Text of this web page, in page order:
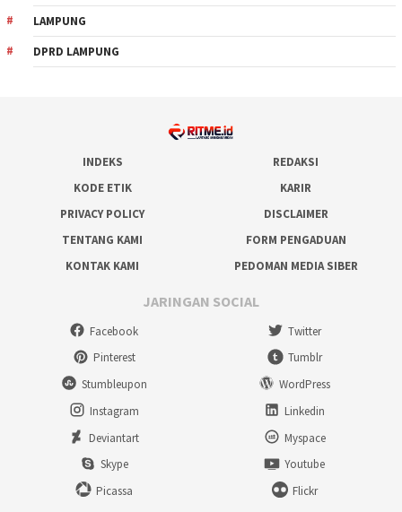
LAMPUNG
DPRD LAMPUNG
INDEKS
REDAKSI
KODE ETIK
KARIR
PRIVACY POLICY
DISCLAIMER
TENTANG KAMI
FORM PENGADUAN
KONTAK KAMI
PEDOMAN MEDIA SIBER
JARINGAN SOCIAL
Facebook
Twitter
Pinterest
Tumblr
Stumbleupon
WordPress
Instagram
Linkedin
Deviantart
Myspace
Skype
Youtube
Picassa
Flickr